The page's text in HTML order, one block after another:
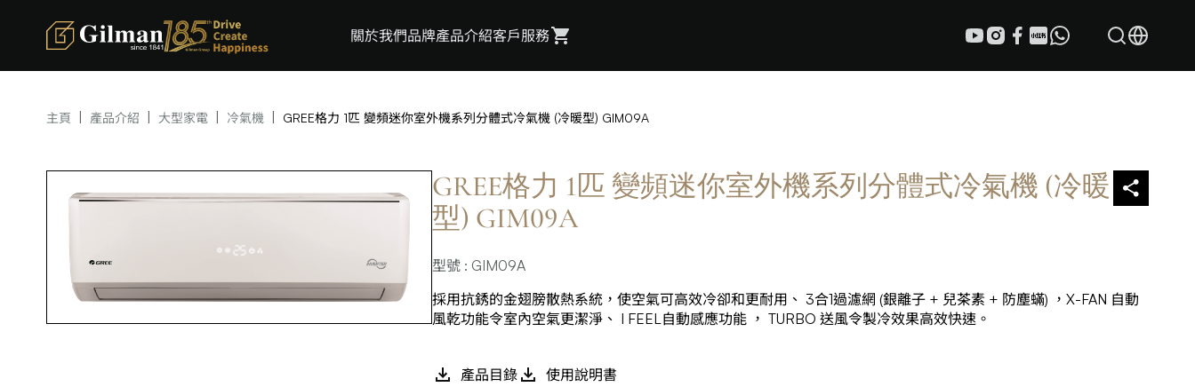
關於我們品牌產品介紹客戶服務
主頁 產品介紹 大型家電 冷氣機 GREE格力 1匹 變頻迷你室外機系列分體式冷氣機 (冷暖型) GIM09A
GREE格力 1匹 變頻迷你室外機系列分體式冷氣機 (冷暖
型) GIM09A
型號 : GIM09A
採用抗銹的金翅膀散熱系統，使空氣可高效冷卻和更耐用、 3合1過濾網 (銀離子 + 兒茶素 + 防塵蟎) ，X-FAN 自動
風乾功能令室內空氣更潔淨、 I FEEL自動感應功能 ， TURBO 送風令製冷效果高效快速。
產品目錄 使用說明書